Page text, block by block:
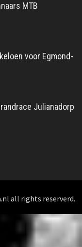
MTB
voor Egmond-
Julianadorp
all rights reserverd.